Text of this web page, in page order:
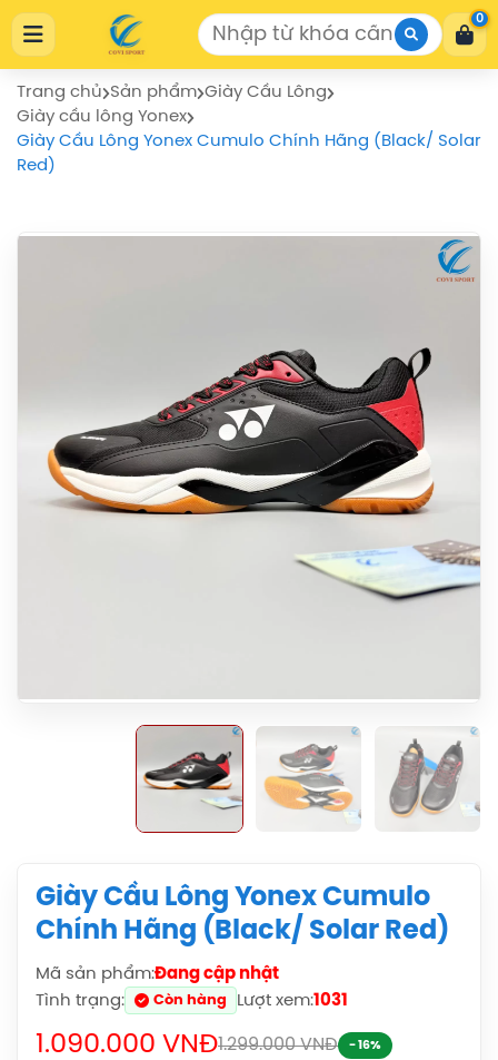
Cửa Hàng Thể Thao COVISPORT
Cửa Hàng Thể Thao COVISPORT
0772155559
https://covisport.com/
0
Trang chủ Sản phẩm Giày Cầu Lông
Giày cầu lông Yonex
Giày Cầu Lông Yonex Cumulo Chính Hãng (Black/ Solar
Red)
Giày Cầu Lông Yonex Cumulo
Chính Hãng (Black/ Solar Red)
Mã sản phẩm:Đang cập nhật
Tình trạng:
Còn hàng Lượt xem:1031
1.090.000 VNĐ1.299.000 VNĐ - 16%